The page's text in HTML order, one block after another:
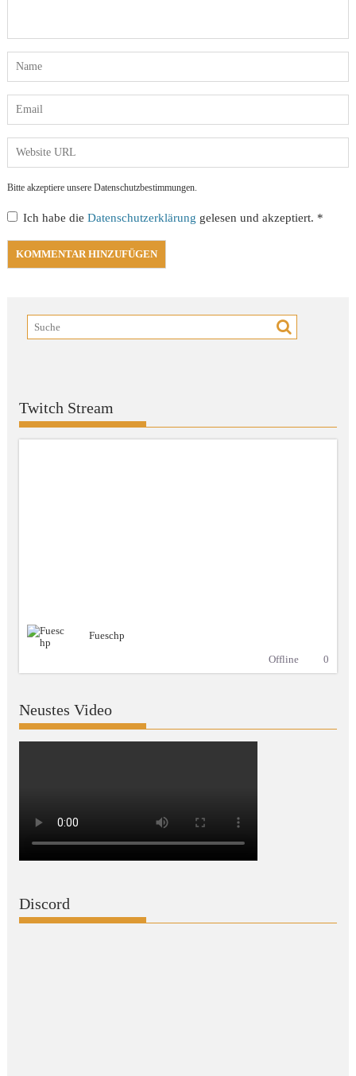
Bitte akzeptiere unsere Datenschutzbestimmungen.
Ich habe dieDatenschutzerklärung gelesen und akzeptiert. *
Twitch Stream
Fueschp
Offline
0
Neustes Video
Discord